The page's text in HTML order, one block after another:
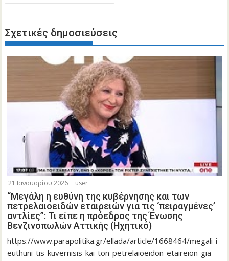
Σχετικές δημοσιεύσεις
21 Ιανουαρίου 2026 user
“Μεγάλη η ευθύνη της κυβέρνησης και των
πετρελαιοειδών εταιρειών για τις ‘πειραγμένες’
αντλίες”: Τι είπε η πρόεδρος της Ένωσης
Βενζινοπωλών Αττικής (Ηχητικό)
https://www.parapolitika.gr/ellada/article/1668464/megali-i-
euthuni-tis-kuvernisis-kai-ton-petrelaioeidon-etaireion-gia-